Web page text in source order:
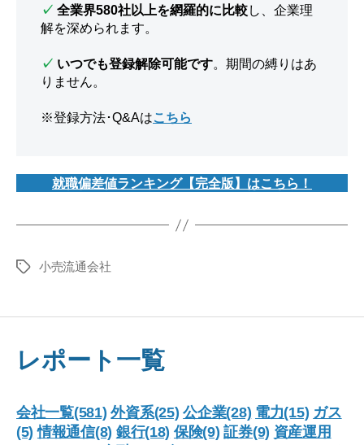
✓ 全業界580社以上を網羅的に比較し、企業理
解を深められます。
✓ いつでも登録解除可能です。期間の縛りはあ
りません。
※登録方法･Q&Aはこちら
就職偏差値ランキング【完全版】はこちら！
タ
小売流通会社
レポート一覧
会社一覧(581) 外資系(25) 公企業(28) 電力(15) ガス
(5) 情報通信(8) 銀行(18) 保険(9) 証券(9) 資産運用